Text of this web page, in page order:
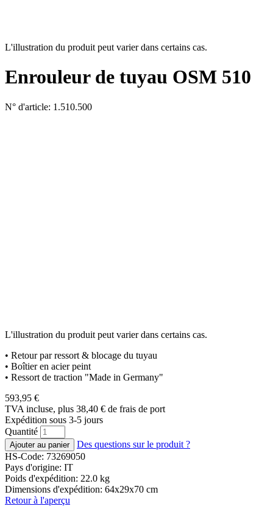
L'illustration du produit peut varier dans certains cas.
Enrouleur de tuyau OSM 510
N° d'article: 1.510.500
L'illustration du produit peut varier dans certains cas.
• Retour par ressort & blocage du tuyau
• Boîtier en acier peint
• Ressort de traction "Made in Germany"
593,95 €
TVA incluse, plus 38,40 € de frais de port
Expédition sous 3-5 jours
Quantité
Des questions sur le produit ?
HS-Code: 73269050
Pays d'origine: IT
Poids d'expédition: 22.0 kg
Dimensions d'expédition: 64x29x70 cm
Retour à l'aperçu